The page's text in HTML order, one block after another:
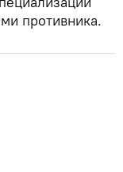
противника.